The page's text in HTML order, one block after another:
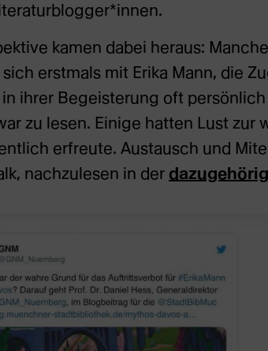
kamen dabei heraus:
erstmals mit Erika Mann, die
ihrer Begeisterung oft
zu lesen. Einige hatten Lust zur
erfreute. Austausch und
nachzulesen in der